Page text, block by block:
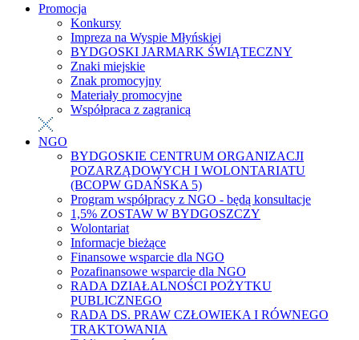
Promocja
Konkursy
Impreza na Wyspie Młyńskiej
BYDGOSKI JARMARK ŚWIĄTECZNY
Znaki miejskie
Znak promocyjny
Materiały promocyjne
Współpraca z zagranicą
NGO
BYDGOSKIE CENTRUM ORGANIZACJI
POZARZĄDOWYCH I WOLONTARIATU
(BCOPW GDAŃSKA 5)
Program współpracy z NGO - będą konsultacje
1,5% ZOSTAW W BYDGOSZCZY
Wolontariat
Informacje bieżące
Finansowe wsparcie dla NGO
Pozafinansowe wsparcie dla NGO
RADA DZIAŁALNOŚCI POŻYTKU
PUBLICZNEGO
RADA DS. PRAW CZŁOWIEKA I RÓWNEGO
TRAKTOWANIA